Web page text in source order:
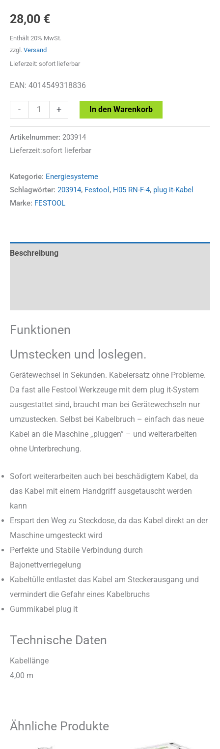
28,00 €
Enthält 20% MwSt.
zzgl. Versand
Lieferzeit: sofort lieferbar
EAN: 4014549318836
-
Festool
it-
Kabel
RN-
+ In den Warenkorb
Artikelnummer: 203914
Lieferzeit:sofort lieferbar
Kategorie: Energiesysteme
Schlagwörter: 203914, Festool , H05 RN-F-4, plug it-Kabel
Marke: FESTOOL
Beschreibung
Funktionen
Umstecken und loslegen.
Gerätewechsel in Sekunden. Kabelersatz ohne Probleme.
Da fast alle Festool Werkzeuge mit dem plug it-System
ausgestattet sind, braucht man bei Gerätewechseln nur
umzustecken. Selbst bei Kabelbruch – einfach das neue
Kabel an die Maschine „pluggen” – und weiterarbeiten
ohne Unterbrechung.
Sofort weiterarbeiten auch bei beschädigtem Kabel, da
das Kabel mit einem Handgriff ausgetauscht werden
kann
Erspart den Weg zu Steckdose, da das Kabel direkt an der
Maschine umgesteckt wird
Perfekte und Stabile Verbindung durch
Bajonettverriegelung
Kabeltülle entlastet das Kabel am Steckerausgang und
vermindert die Gefahr eines Kabelbruchs
Gummikabel plug it
Technische Daten
Kabellänge
4,00 m
Ähnliche Produkte